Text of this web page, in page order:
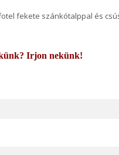
fekete szánkótalppal és
Irjon nekünk!